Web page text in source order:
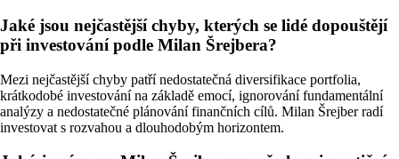
Jaké jsou nejčastější chyby, kterých se lidé dopouštějí
při investování podle Milan Šrejbera?
Mezi nejčastější chyby patří nedostatečná diversifikace portfolia,
krátkodobé investování na základě emocí, ignorování fundamentální
analýzy a nedostatečné plánování finančních cílů. Milan Šrejber radí
investovat s rozvahou a dlouhodobým horizontem.